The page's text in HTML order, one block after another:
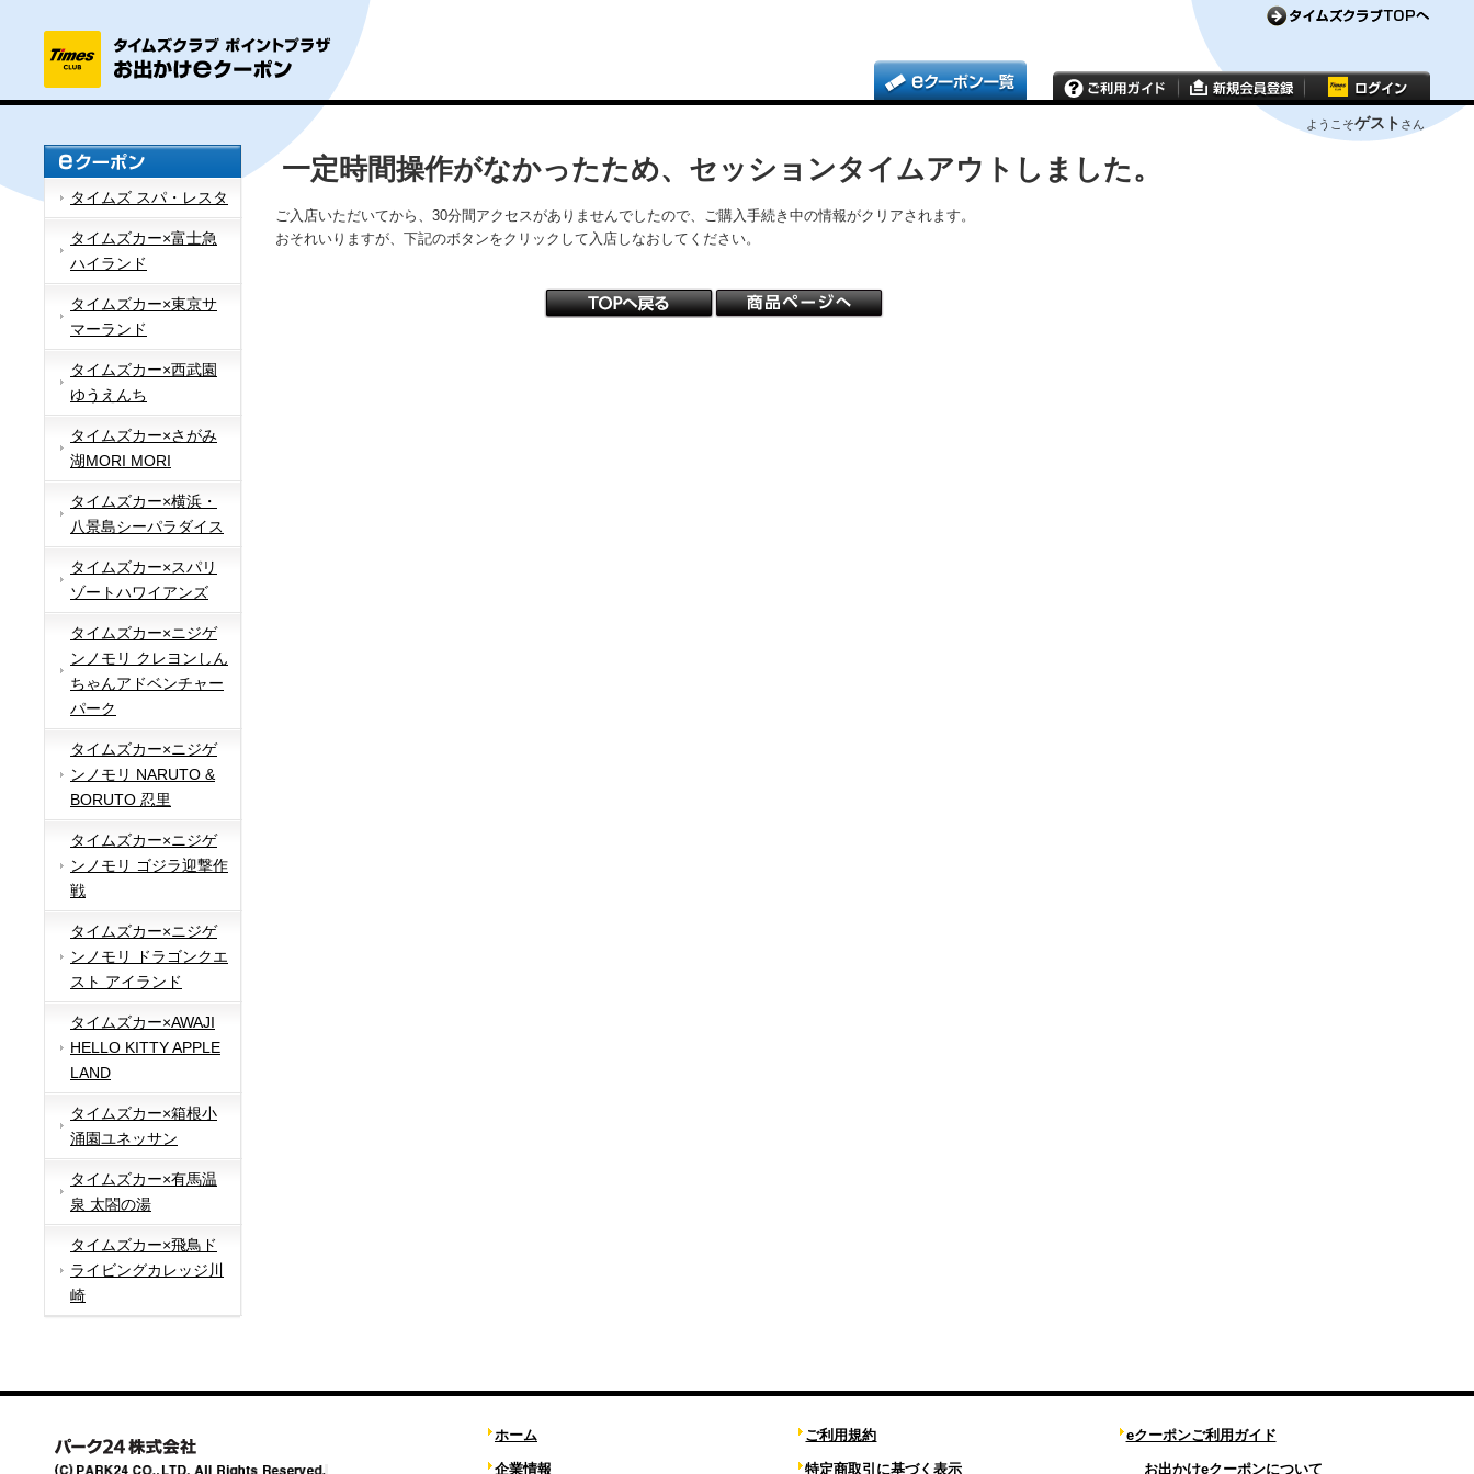
ようこそゲスト さん
タイムズ スパ・レスタ
タイムズカー×富士急
ハイランド
タイムズカー×東京サ
マーランド
タイムズカー×西武園
ゆうえんち
タイムズカー×さがみ
湖MORI MORI
タイムズカー×横浜・
八景島シーパラダイス
タイムズカー×スパリ
ゾートハワイアンズ
タイムズカー×ニジゲ
ンノモリ クレヨンしん
ちゃんアドベンチャー
パーク
タイムズカー×ニジゲ
ンノモリ NARUTO &
BORUTO 忍里
タイムズカー×ニジゲ
ンノモリ ゴジラ迎撃作
戦
タイムズカー×ニジゲ
ンノモリ ドラゴンクエ
スト アイランド
タイムズカー×AWAJI
HELLO KITTY APPLE
LAND
タイムズカー×箱根小
涌園ユネッサン
タイムズカー×有馬温
泉 太閤の湯
タイムズカー×飛鳥ド
ライビングカレッジ川
崎
一定時間操作がなかったため、セッションタイムアウトしました。
ご入店いただいてから、30分間アクセスがありませんでしたので、ご購入手続き中の情報がクリアされます。
おそれいりますが、下記のボタンをクリックして入店しなおしてください。
ホーム
企業情報
ご利用規約
特定商取引に基づく表示
eクーポンご利用ガイド
お出かけeクーポンについて